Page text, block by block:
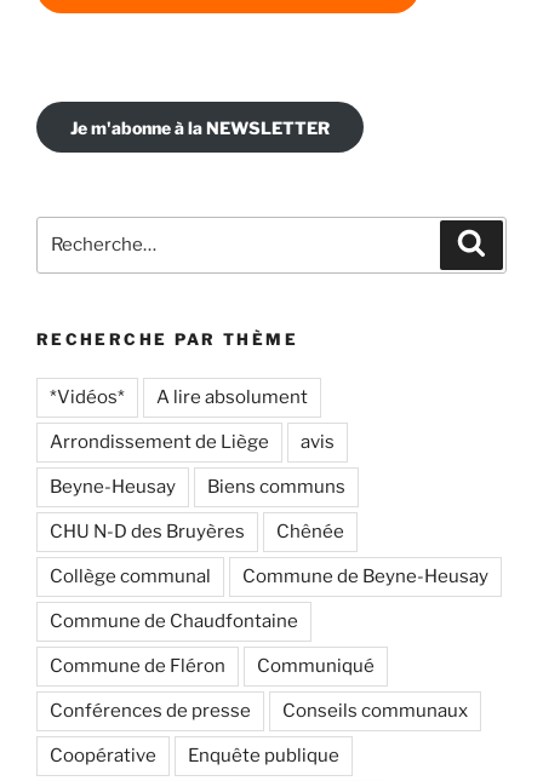
Je m'abonne à la NEWSLETTER
pour
RECHERCHE PAR THÈME
*Vidéos* A lire absolument
Arrondissement de Liège avis
Beyne-Heusay Biens communs
CHU N-D des Bruyères Chênée
Collège communal Commune de Beyne-Heusay
Commune de Chaudfontaine
Commune de Fléron Communiqué
Conférences de presse Conseils communaux
Coopérative Enquête publique